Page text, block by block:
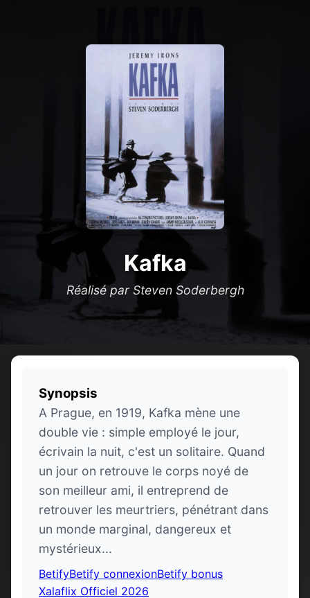
Kafka
Réalisé par Steven Soderbergh
Synopsis
A Prague, en 1919, Kafka mène une
double vie : simple employé le jour,
écrivain la nuit, c'est un solitaire. Quand
un jour on retrouve le corps noyé de
son meilleur ami, il entreprend de
retrouver les meurtriers, pénétrant dans
un monde marginal, dangereux et
mystérieux...
BetifyBetify connexionBetify bonus
Xalaflix Officiel 2026